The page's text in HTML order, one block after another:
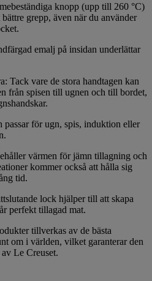
knopp (upp till 260 °C)
grepp, även när du använder
emalj på insidan underlättar
Tack vare de stora handtagen kan
från spisen till ugnen och till bordet,
passar för ugn, spis, induktion eller
värmen för jämn tillagning och
kommer också att hålla sig
tid.
lock hjälper till att skapa
perfekt tillagad mat.
tillverkas av de bästa
om i världen, vilket garanterar den
Le Creuset.